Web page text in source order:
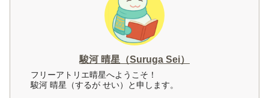
駿河 晴星（Suruga Sei）
フリーアトリエ晴星へようこそ！
駿河 晴星（するが せい）と申します。